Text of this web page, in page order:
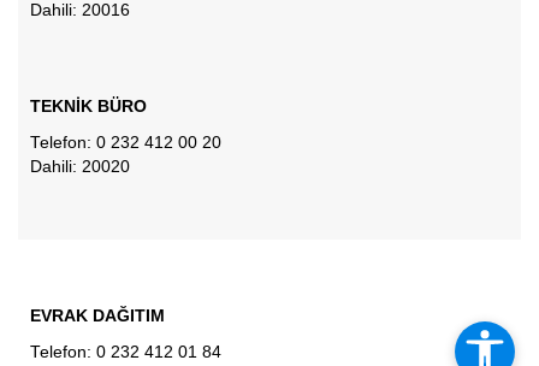
Dahili: 20016
TEKNİK BÜRO
Telefon: 0 232 412 00 20
Dahili: 20020
EVRAK DAĞITIM
Telefon: 0 232 412 01 84